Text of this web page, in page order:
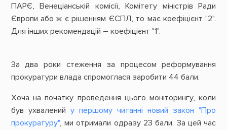
ПАРЄ, Венеціанській комісії, Комітету міністрів Ради
Європи або ж є рішенням ЄСПЛ, то має коефіцієнт "2".
Для інших рекомендацій – коефіцієнт "1".
За два роки стеження за процесом реформування
прокуратури влада спромоглася заробити 44 бали.
Хоча на початку проведення цього моніторингу, коли
був ухвалений у першому читанні новий закон "Про
прокуратуру", ми отримали одразу 23 бали. За цей час